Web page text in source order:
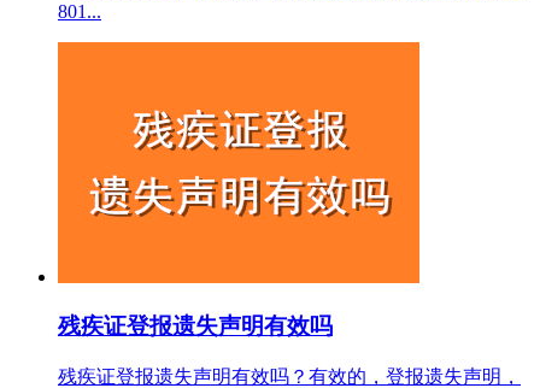
801...
残疾证登报遗失声明有效吗
残疾证登报遗失声明有效吗？有效的，登报遗失声明，